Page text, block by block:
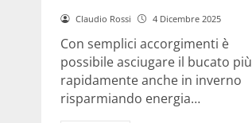
Claudio Rossi 4 Dicembre 2025
Con semplici accorgimenti è
possibile asciugare il bucato più
rapidamente anche in inverno
risparmiando energia…